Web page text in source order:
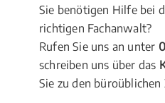
Sie benötigen Hilfe bei
richtigen Fachanwalt?
Rufen Sie uns an unter
schreiben uns über das
Sie zu den büroüblichen